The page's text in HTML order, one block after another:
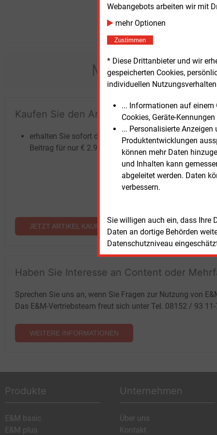
Webangebots arbeiten wir mit
mehr Optionen
Zustimmen
* Diese Drittanbieter und wir
gespeicherten Cookies,
individuellen
... Informationen auf einem
Cookies, Geräte-
... Personalisierte
Produktentwicklungen
können mehr Daten
und Inhalten kann
abgeleitet werden. Daten
verbessern.
Sie willigen auch ein, dass Ihre
Daten an dortige Behörden
Datenschutzniveau
Möchten Sie
Kaufen Sie den Artikel
erhalten Sie sofort diesen redaktionellen
Beitrag für nur € 2.98
JETZT ARTIKEL KAUFEN
Haben Sie Interesse an Content oder
Sprechen Sie uns an, wenn Sie Fragen zur Nutzung von
Das E&M-Vertriebsteam freut sich unter Tel. 08152 / 93
WEITERE INFORMATIONEN
Produkte
E&M basic
E&M plus
Unternehmen
Über uns
Kontakt